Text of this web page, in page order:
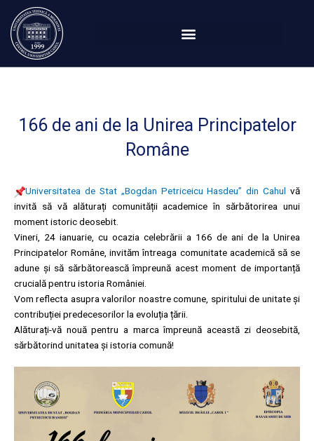
Перейти
содержимому
166 de ani de la Unirea Principatelor
Române
Universitatea de Stat „Bogdan Petriceicu Hasdeu” din Cahul vă
invită să vă alăturați comunității academice în sărbătorirea unui
moment istoric deosebit.
Vineri, 24 ianuarie, cu ocazia celebrării a 166 de ani de la Unirea
Principatelor Române, invităm întreaga comunitate academică să se
adune și să sărbătorească împreună acest moment de importanță
crucială pentru istoria României.
Vom reflecta asupra valorilor noastre comune, spiritului de unitate și
contribuției predecesorilor la evoluția țării.
Alăturați-vă nouă pentru a marca împreună această zi deosebită,
sărbătorind unitatea și istoria comună!